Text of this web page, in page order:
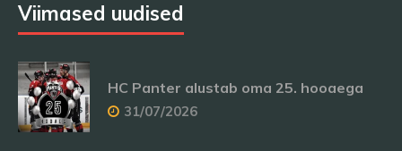
Viimased uudised
HC Panter alustab oma 25. hooaega
31/07/2026